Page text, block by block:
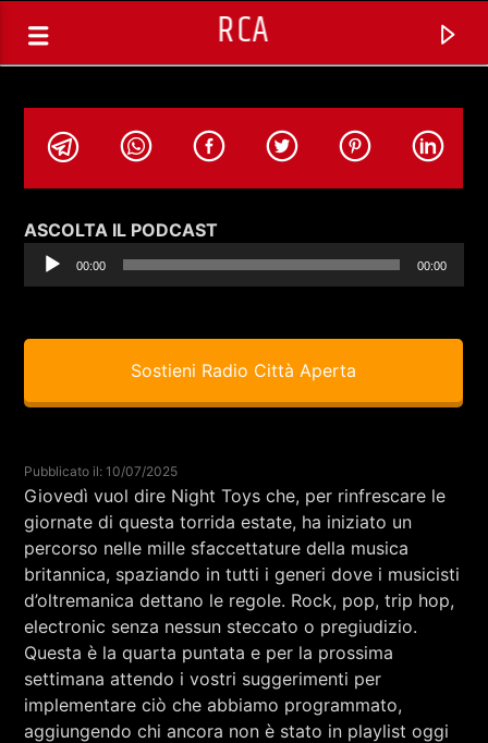
RCA
SELEZIONI MUSICALI
RCA - Radio città aperta
ASCOLTA IL PODCAST
Player
00:00 00:00
Sostieni Radio Città Aperta
Pubblicato il: 10/07/2025
Giovedì vuol dire Night Toys che, per rinfrescare le
giornate di questa torrida estate, ha iniziato un
percorso nelle mille sfaccettature della musica
britannica, spaziando in tutti i generi dove i musicisti
d’oltremanica dettano le regole. Rock, pop, trip hop,
electronic senza nessun steccato o pregiudizio.
Questa è la quarta puntata e per la prossima
settimana attendo i vostri suggerimenti per
implementare ciò che abbiamo programmato,
aggiungendo chi ancora non è stato in playlist oggi